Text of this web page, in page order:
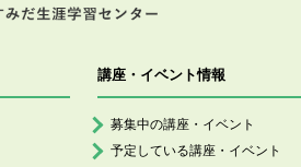
講座・イベント情報
募集中の講座・イベント
予定している講座・イベント